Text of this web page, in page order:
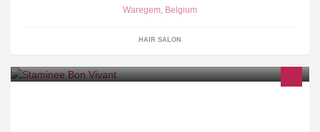
Waregem, Belgium
HAIR SALON